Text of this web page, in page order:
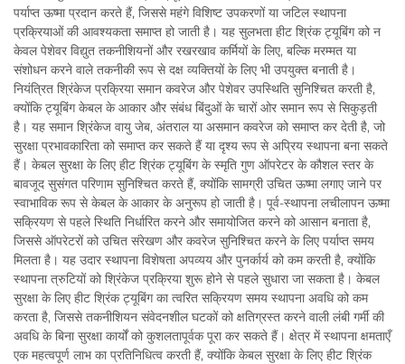
पर्याप्त ऊष्मा प्रदान करते हैं, जिससे महंगे विशिष्ट उपकरणों या जटिल स्थापना
प्रक्रियाओं की आवश्यकता समाप्त हो जाती है। यह सुलभता हीट श्रिंक ट्यूबिंग को न
केवल पेशेवर विद्युत तकनीशियनों और रखरखाव कर्मियों के लिए, बल्कि मरम्मत या
संशोधन करने वाले तकनीकी रूप से दक्ष व्यक्तियों के लिए भी उपयुक्त बनाती है।
नियंत्रित श्रिंकेज प्रक्रिया समान कवरेज और पेशेवर उपस्थिति सुनिश्चित करती है,
क्योंकि ट्यूबिंग केबल के आकार और संबंध बिंदुओं के चारों ओर समान रूप से सिकुड़ती
है। यह समान श्रिंकेज वायु जेब, अंतराल या असमान कवरेज को समाप्त कर देती है, जो
सुरक्षा प्रभावकारिता को समाप्त कर सकते हैं या दृश्य रूप से अप्रिय स्थापना बना सकते
हैं। केबल सुरक्षा के लिए हीट श्रिंक ट्यूबिंग के स्मृति गुण ऑपरेटर के कौशल स्तर के
बावजूद सुसंगत परिणाम सुनिश्चित करते हैं, क्योंकि सामग्री उचित ऊष्मा लगाए जाने पर
स्वाभाविक रूप से केबल के आकार के अनुरूप हो जाती है। पूर्व-स्थापना लचीलापन ऊष्मा
सक्रियण से पहले स्थिति निर्धारित करने और समायोजित करने को आसान बनाता है,
जिससे ऑपरेटरों को उचित संरेखण और कवरेज सुनिश्चित करने के लिए पर्याप्त समय
मिलता है। यह उदार स्थापना विशेषता अपव्यय और पुनर्कार्य को कम करती है, क्योंकि
स्थापना त्रुटियों को श्रिंकेज प्रक्रिया शुरू होने से पहले सुधारा जा सकता है। केबल
सुरक्षा के लिए हीट श्रिंक ट्यूबिंग का त्वरित सक्रियण समय स्थापना अवधि को कम
करता है, जिससे तकनीशियन संवेदनशील घटकों को क्षतिग्रस्त करने वाली लंबी गर्मी की
अवधि के बिना सुरक्षा कार्यों को कुशलतापूर्वक पूरा कर सकते हैं। क्षेत्र में स्थापना क्षमताएँ
एक महत्वपूर्ण लाभ का प्रतिनिधित्व करती हैं, क्योंकि केबल सुरक्षा के लिए हीट श्रिंक